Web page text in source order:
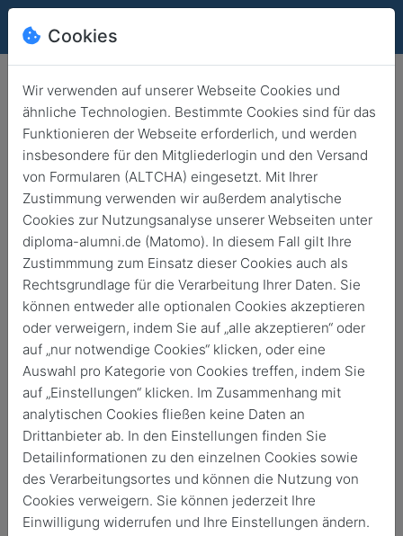
News
Zurück Archivierte News
Alle news News Veranstaltung
News durchsuchen
Cookies
Wir verwenden auf unserer Webseite Cookies und
ähnliche Technologien. Bestimmte Cookies sind für das
Funktionieren der Webseite erforderlich, und werden
insbesondere für den Mitgliederlogin und den Versand
von Formularen (ALTCHA) eingesetzt. Mit Ihrer
Zustimmung verwenden wir außerdem analytische
Cookies zur Nutzungsanalyse unserer Webseiten unter
diploma-alumni.de (Matomo). In diesem Fall gilt Ihre
Zustimmmung zum Einsatz dieser Cookies auch als
Rechtsgrundlage für die Verarbeitung Ihrer Daten. Sie
können entweder alle optionalen Cookies akzeptieren
oder verweigern, indem Sie auf „alle akzeptieren“ oder
auf „nur notwendige Cookies“ klicken, oder eine
Auswahl pro Kategorie von Cookies treffen, indem Sie
auf „Einstellungen“ klicken. Im Zusammenhang mit
analytischen Cookies fließen keine Daten an
Drittanbieter ab. In den Einstellungen finden Sie
Detailinformationen zu den einzelnen Cookies sowie
des Verarbeitungsortes und können die Nutzung von
Cookies verweigern. Sie können jederzeit Ihre
Einwilligung widerrufen und Ihre Einstellungen ändern.